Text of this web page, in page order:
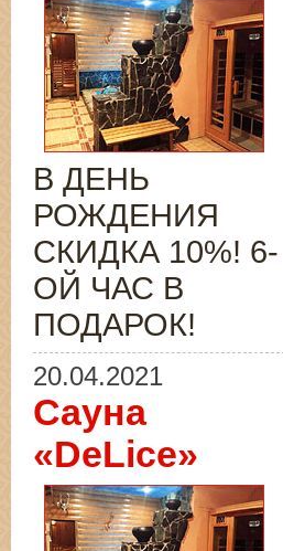
В ДЕНЬ
РОЖДЕНИЯ
СКИДКА 10%! 6-
ОЙ ЧАС В
ПОДАРОК!
20.04.2021
Сауна
«DeLice»